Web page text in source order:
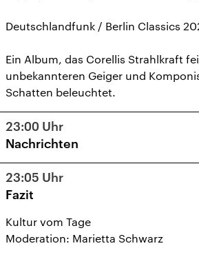
Deutschlandfunk / Berlin Classics
Ein Album, das Corellis Strahlkraft
unbekannteren Geiger und
Schatten beleuchtet.
23:00 Uhr
Nachrichten
23:05 Uhr
Fazit
Kultur vom Tage
Moderation: Marietta Schwarz